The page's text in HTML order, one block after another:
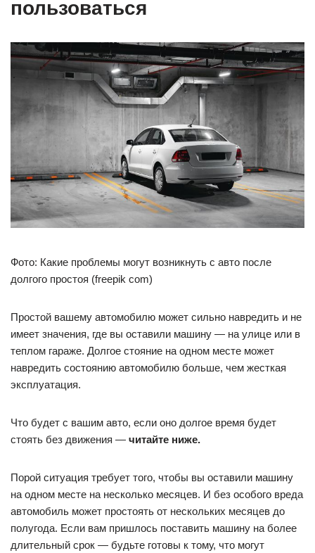
пользоваться
Фото: Какие проблемы могут возникнуть с авто после
долгого простоя (freepik com)
Простой вашему автомобилю может сильно навредить и не
имеет значения, где вы оставили машину — на улице или в
теплом гараже. Долгое стояние на одном месте может
навредить состоянию автомобилю больше, чем жесткая
эксплуатация.
Что будет с вашим авто, если оно долгое время будет
стоять без движения — читайте ниже.
Порой ситуация требует того, чтобы вы оставили машину
на одном месте на несколько месяцев. И без особого вреда
автомобиль может простоять от нескольких месяцев до
полугода. Если вам пришлось поставить машину на более
длительный срок — будьте готовы к тому, что могут